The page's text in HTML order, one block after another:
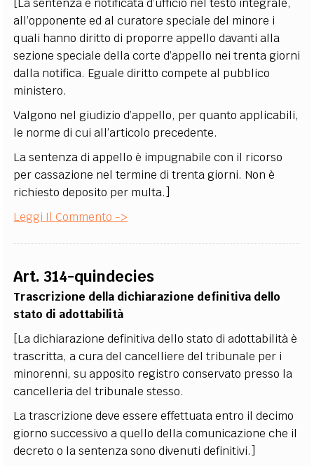
[La sentenza è notificata d’ufficio nel testo integrale,
all’opponente ed al curatore speciale del minore i
quali hanno diritto di proporre appello davanti alla
sezione speciale della corte d’appello nei trenta giorni
dalla notifica. Eguale diritto compete al pubblico
ministero.
Valgono nel giudizio d’appello, per quanto applicabili,
le norme di cui all’articolo precedente.
La sentenza di appello è impugnabile con il ricorso
per cassazione nel termine di trenta giorni. Non è
richiesto deposito per multa.]
Leggi Il Commento ->
Art. 314-quindecies
Trascrizione della dichiarazione definitiva dello
stato di adottabilità
[La dichiarazione definitiva dello stato di adottabilità è
trascritta, a cura del cancelliere del tribunale per i
minorenni, su apposito registro conservato presso la
cancelleria del tribunale stesso.
La trascrizione deve essere effettuata entro il decimo
giorno successivo a quello della comunicazione che il
decreto o la sentenza sono divenuti definitivi.]